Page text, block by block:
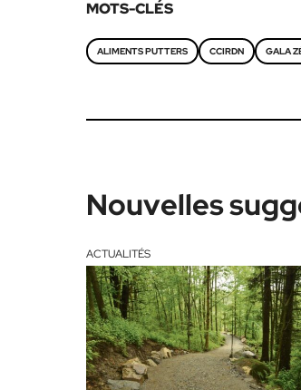
MOTS-CLÉS
ALIMENTS PUTTERS CCIRDN GALA
Nouvelles
ACTUALITÉS